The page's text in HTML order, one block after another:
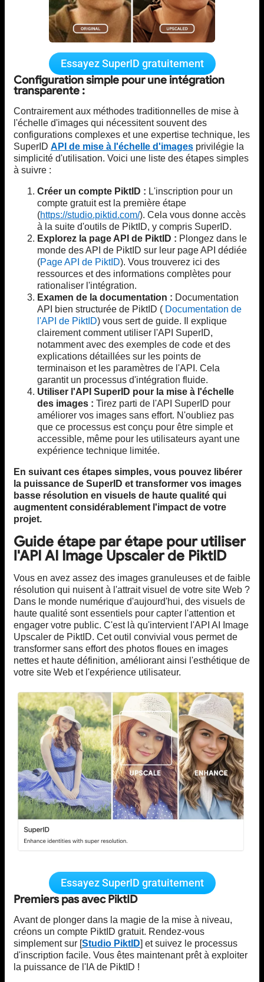
Essayez SuperID gratuitement
Configuration simple pour une intégration
transparente :
Contrairement aux méthodes traditionnelles de mise à
l'échelle d'images qui nécessitent souvent des
configurations complexes et une expertise technique, les
SuperID API de mise à l'échelle d'images privilégie la
simplicité d'utilisation. Voici une liste des étapes simples
à suivre :
Créer un compte PiktID : L'inscription pour un
compte gratuit est la première étape
(https://studio.piktid.com/). Cela vous donne accès
à la suite d'outils de PiktID, y compris SuperID.
Explorez la page API de PiktID : Plongez dans le
monde des API de PiktID sur leur page API dédiée
(Page API de PiktID). Vous trouverez ici des
ressources et des informations complètes pour
rationaliser l'intégration.
Examen de la documentation : Documentation
API bien structurée de PiktID ( Documentation de
l'API de PiktID) vous sert de guide. Il explique
clairement comment utiliser l'API SuperID,
notamment avec des exemples de code et des
explications détaillées sur les points de
terminaison et les paramètres de l'API. Cela
garantit un processus d'intégration fluide.
Utiliser l'API SuperID pour la mise à l'échelle
des images : Tirez parti de l'API SuperID pour
améliorer vos images sans effort. N'oubliez pas
que ce processus est conçu pour être simple et
accessible, même pour les utilisateurs ayant une
expérience technique limitée.
En suivant ces étapes simples, vous pouvez libérer
la puissance de SuperID et transformer vos images
basse résolution en visuels de haute qualité qui
augmentent considérablement l'impact de votre
projet.
Guide étape par étape pour utiliser
l'API AI Image Upscaler de PiktID
Vous en avez assez des images granuleuses et de faible
résolution qui nuisent à l'attrait visuel de votre site Web ?
Dans le monde numérique d'aujourd'hui, des visuels de
haute qualité sont essentiels pour capter l'attention et
engager votre public. C'est là qu'intervient l'API AI Image
Upscaler de PiktID. Cet outil convivial vous permet de
transformer sans effort des photos floues en images
nettes et haute définition, améliorant ainsi l'esthétique de
votre site Web et l'expérience utilisateur.
Essayez SuperID gratuitement
Premiers pas avec PiktID
Avant de plonger dans la magie de la mise à niveau,
créons un compte PiktID gratuit. Rendez-vous
simplement sur [Studio PiktID] et suivez le processus
d'inscription facile. Vous êtes maintenant prêt à exploiter
la puissance de l'IA de PiktID !